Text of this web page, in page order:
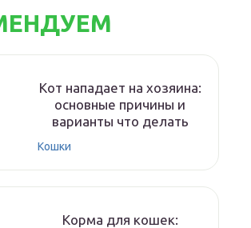
Кот нападает на хозяина:
основные причины и
варианты что делать
Кошки
Корма для кошек: